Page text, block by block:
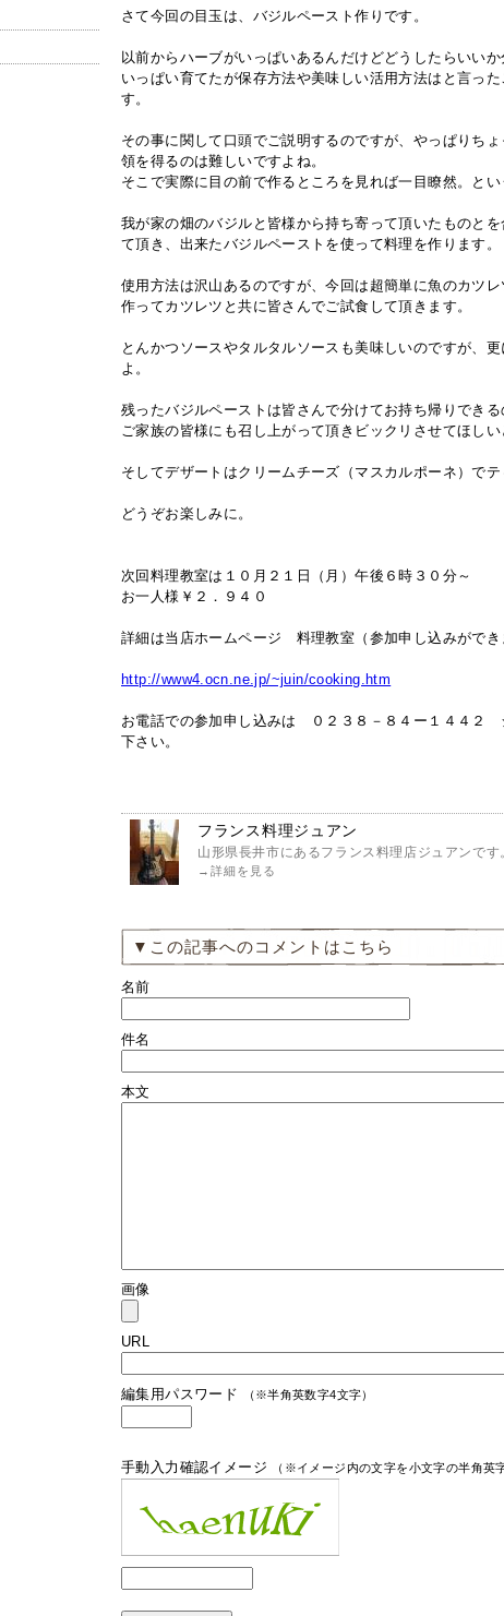
さて今回の目玉は、バジルペースト作りです。
以前からハーブがいっぱいあるんだけどどうしたらいい
いっぱい育てたが保存方法や美味しい活用方法はと言っ
す。
その事に関して口頭でご説明するのですが、やっぱりち
領を得るのは難しいですよね。
そこで実際に目の前で作るところを見れば一目瞭然。とい
我が家の畑のバジルと皆様から持ち寄って頂いたものと
て頂き、出来たバジルペーストを使って料理を作ります。
使用方法は沢山あるのですが、今回は超簡単に魚のカツ
作ってカツレツと共に皆さんでご試食して頂きます。
とんかつソースやタルタルソースも美味しいのですが、
よ。
残ったバジルペーストは皆さんで分けてお持ち帰りでき
ご家族の皆様にも召し上がって頂きビックリさせてほしい
そしてデザートはクリームチーズ（マスカルポーネ）でテ
どうぞお楽しみに。
次回料理教室は１０月２１日（月）午後６時３０分～
お一人様￥２．９４０
詳細は当店ホームページ 料理教室（参加申し込みができ
http://www4.ocn.ne.jp/~juin/cooking.htm
お電話での参加申し込みは ０２３８－８４ー１４４２
下さい。
フランス料理ジュアン
山形県長井市にあるフランス料理店ジュアンで
→ 詳細を見る
▼この記事へのコメントはこちら
名前
件名
本文
画像
URL
編集用パスワード （※半角英数字4文字）
手動入力確認イメージ （※イメージ内の文字を小文字の半角英